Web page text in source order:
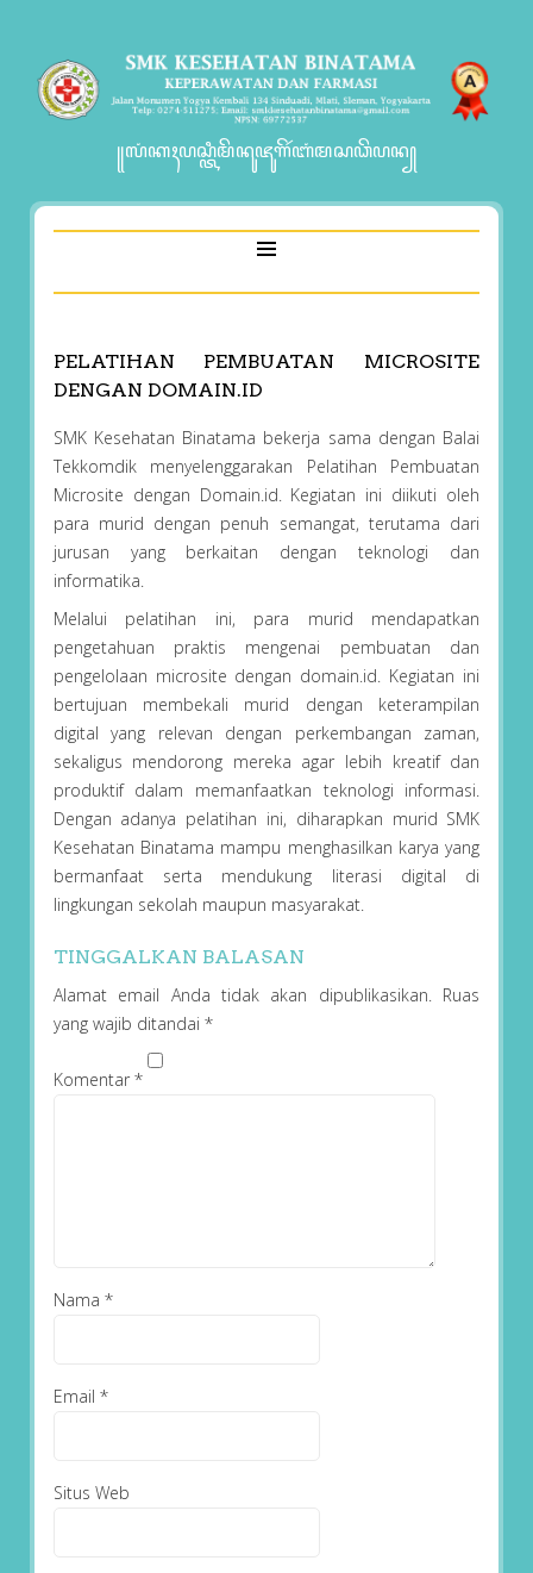
꧋ꦭꦁꦏꦃꦥꦱ꧀ꦠꦶꦩꦼꦤꦸꦗꦸꦒꦼꦂꦧꦁꦩꦱꦣꦼꦥꦤ꧀
PELATIHAN PEMBUATAN MICROSITE
DENGAN DOMAIN.ID
SMK Kesehatan Binatama bekerja sama dengan Balai
Tekkomdik menyelenggarakan Pelatihan Pembuatan
Microsite dengan Domain.id. Kegiatan ini diikuti oleh
para murid dengan penuh semangat, terutama dari
jurusan yang berkaitan dengan teknologi dan
informatika.
Melalui pelatihan ini, para murid mendapatkan
pengetahuan praktis mengenai pembuatan dan
pengelolaan microsite dengan domain.id. Kegiatan ini
bertujuan membekali murid dengan keterampilan
digital yang relevan dengan perkembangan zaman,
sekaligus mendorong mereka agar lebih kreatif dan
produktif dalam memanfaatkan teknologi informasi.
Dengan adanya pelatihan ini, diharapkan murid SMK
Kesehatan Binatama mampu menghasilkan karya yang
bermanfaat serta mendukung literasi digital di
lingkungan sekolah maupun masyarakat.
TINGGALKAN BALASAN
Alamat email Anda tidak akan dipublikasikan. Ruas
yang wajib ditandai *
Komentar *
Nama *
Email *
Situs Web